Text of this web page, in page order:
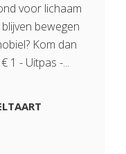
voor lichaam
bewegen
Kom dan
1 - Uitpas -...